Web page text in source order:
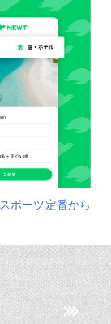
ポーツ定番から